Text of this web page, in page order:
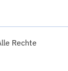
Rechte